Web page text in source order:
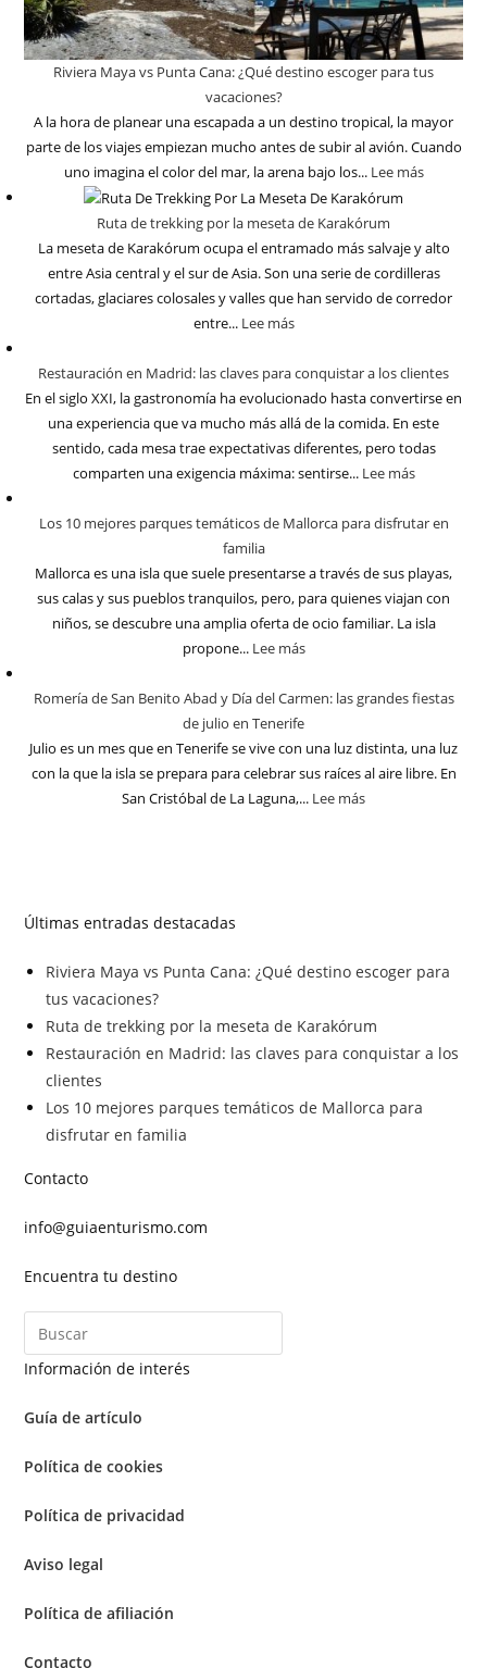
Riviera Maya vs Punta Cana: ¿Qué destino escoger para tus
vacaciones?
A la hora de planear una escapada a un destino tropical, la mayor
parte de los viajes empiezan mucho antes de subir al avión. Cuando
uno imagina el color del mar, la arena bajo los... Lee más
Ruta de trekking por la meseta de Karakórum
La meseta de Karakórum ocupa el entramado más salvaje y alto
entre Asia central y el sur de Asia. Son una serie de cordilleras
cortadas, glaciares colosales y valles que han servido de corredor
entre... Lee más
Restauración en Madrid: las claves para conquistar a los clientes
En el siglo XXI, la gastronomía ha evolucionado hasta convertirse en
una experiencia que va mucho más allá de la comida. En este
sentido, cada mesa trae expectativas diferentes, pero todas
comparten una exigencia máxima: sentirse... Lee más
Los 10 mejores parques temáticos de Mallorca para disfrutar en
familia
Mallorca es una isla que suele presentarse a través de sus playas,
sus calas y sus pueblos tranquilos, pero, para quienes viajan con
niños, se descubre una amplia oferta de ocio familiar. La isla
propone... Lee más
Romería de San Benito Abad y Día del Carmen: las grandes fiestas
de julio en Tenerife
Julio es un mes que en Tenerife se vive con una luz distinta, una luz
con la que la isla se prepara para celebrar sus raíces al aire libre. En
San Cristóbal de La Laguna,... Lee más
Últimas entradas destacadas
Riviera Maya vs Punta Cana: ¿Qué destino escoger para
tus vacaciones?
Ruta de trekking por la meseta de Karakórum
Restauración en Madrid: las claves para conquistar a los
clientes
Los 10 mejores parques temáticos de Mallorca para
disfrutar en familia
Contacto
info@guiaenturismo.com
Encuentra tu destino
Información de interés
Guía de artículo
Política de cookies
Política de privacidad
Aviso legal
Política de afiliación
Contacto